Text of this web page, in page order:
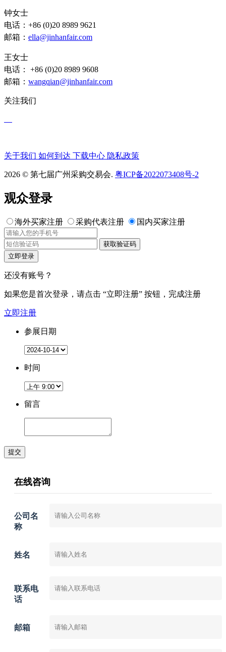
钟女士
电话：+86 (0)20 8989 9621
邮箱： ella@jinhanfair.com
王女士
电话： +86 (0)20 8989 9608
邮箱： wangqian@jinhanfair.com
关注我们
关于我们 如何到达 下载中心 隐私政策
2026 © 第七届广州采购交易会. 粤ICP备2022073408号-2
观众登录
海外买家注册 采购代表注册 国内买家注册
获取验证码
立即登录
还没有账号？
如果您是首次登录，请点击 “立即注册” 按钮，完成注册
立即注册
参展日期
时间
留言
提交
在线咨询
公司名
称
姓名
联系电
话
邮箱